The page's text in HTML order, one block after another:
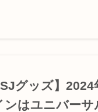
グッズ】
ンはユニバー